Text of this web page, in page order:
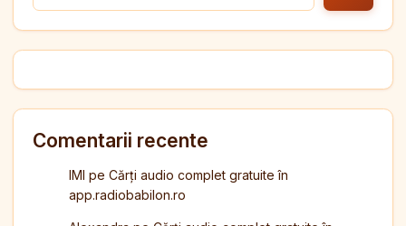
Comentarii recente
IMI pe Cărți audio complet gratuite în
app.radiobabilon.ro